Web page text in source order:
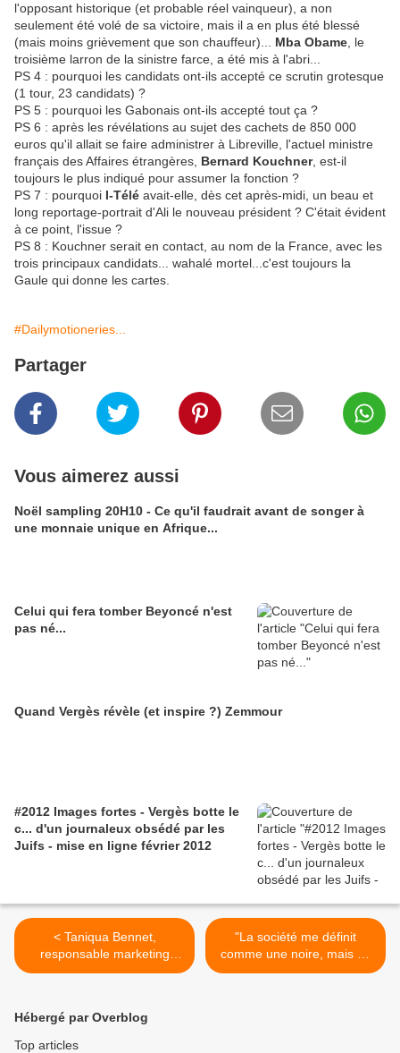
l'opposant historique (et probable réel vainqueur), a non
seulement été volé de sa victoire, mais il a en plus été blessé
(mais moins grièvement que son chauffeur)... Mba Obame , le
troisième larron de la sinistre farce, a été mis à l'abri...
PS 4 : pourquoi les candidats ont-ils accepté ce scrutin grotesque
(1 tour, 23 candidats) ?
PS 5 : pourquoi les Gabonais ont-ils accepté tout ça ?
PS 6 : après les révélations au sujet des cachets de 850 000
euros qu'il allait se faire administrer à Libreville, l'actuel ministre
français des Affaires étrangères, Bernard Kouchner, est-il
toujours le plus indiqué pour assumer la fonction ?
PS 7 : pourquoi I-Télé avait-elle, dès cet après-midi, un beau et
long reportage-portrait d'Ali le nouveau président ? C'était évident
à ce point, l'issue ?
PS 8 : Kouchner serait en contact, au nom de la France, avec les
trois principaux candidats... wahalé mortel...c'est toujours la
Gaule qui donne les cartes.
#Dailymotioneries...
Partager
Vous aimerez aussi
Noël sampling 20H10 - Ce qu'il faudrait avant de songer à
une monnaie unique en Afrique...
Celui qui fera tomber Beyoncé n'est
pas né...
Quand Vergès révèle (et inspire ?) Zemmour
#2012 Images fortes - Vergès botte le
c... d'un journaleux obsédé par les
Juifs - mise en ligne février 2012
< Taniqua Bennet,
responsable marketing
Sleek MakUp, interviewée
"La société me définit
comme une noire, mais ce
n'est pas comme cela que
Hébergé par Overblog
Top articles